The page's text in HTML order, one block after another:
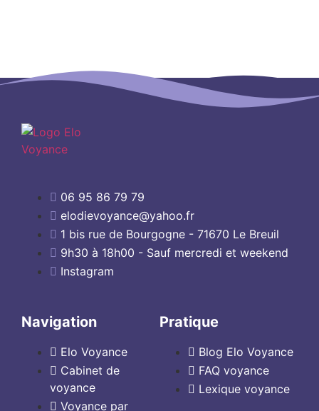
06 95 86 79 79
elodievoyance@yahoo.fr
1 bis rue de Bourgogne - 71670 Le Breuil
9h30 à 18h00 - Sauf mercredi et weekend
Instagram
Navigation
Elo Voyance
Cabinet de
voyance
Voyance par
Pratique
Blog Elo Voyance
FAQ voyance
Lexique voyance